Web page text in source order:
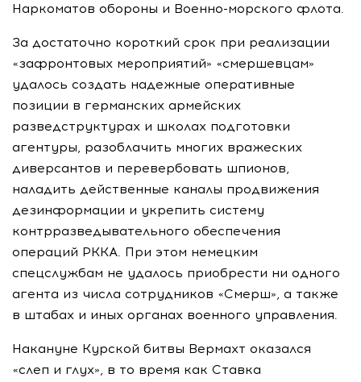
Наркоматов обороны и Военно-морского флота.
За достаточно короткий срок при реализации
«зафронтовых мероприятий» «смершевцам»
удалось создать надежные оперативные
позиции в германских армейских
разведструктурах и школах подготовки
агентуры, разоблачить многих вражеских
диверсантов и перевербовать шпионов,
наладить действенные каналы продвижения
дезинформации и укрепить систему
контрразведывательного обеспечения
операций РККА. При этом немецким
спецслужбам не удалось приобрести ни одного
агента из числа сотрудников «Смерш», а также
в штабах и иных органах военного управления.
Накануне Курской битвы Вермахт оказался
«слеп и глух», в то время как Ставка